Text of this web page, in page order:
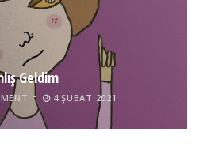
Geldim
4 ŞUBAT 2021
24 ARALIK 2021
İnsan